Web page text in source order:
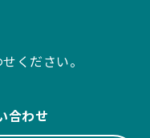
ください。
合わせ